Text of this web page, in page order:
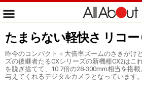
たまらない軽快さ リコー
昨今のコンパクト＋大倍率ズームのさきがけ
ズの後継者たるCXシリーズの新機種CX2はこ
を脱ぎ捨てて、10.7倍の28-300mm相当を搭
与えてくれるデジタルカメラとなっています。